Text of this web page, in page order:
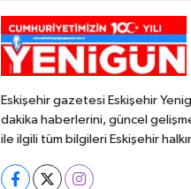
Eskişehir gazetesi Eskişehir
dakika haberlerini, güncel
ile ilgili tüm bilgileri Eskişehir